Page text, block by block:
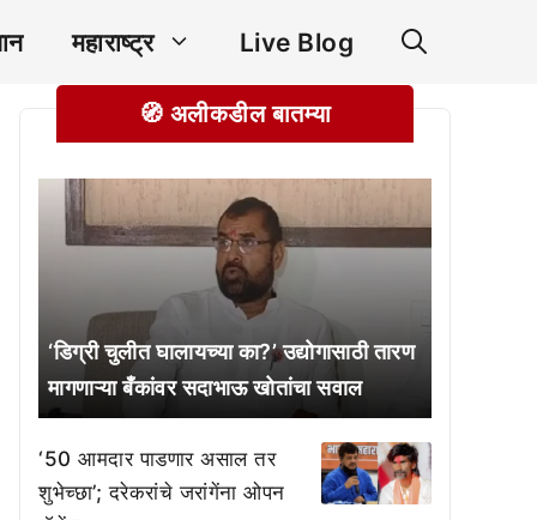
महाराष्ट्र Live Blog
🧭 अलीकडील बातम्या
‘डिग्री चुलीत घालायच्या का?’ उद्योगासाठी तारण
मागणाऱ्या बँकांवर सदाभाऊ खोतांचा सवाल
‘50 आमदार पाडणार असाल तर
शुभेच्छा’; दरेकरांचे जरांगेंना ओपन